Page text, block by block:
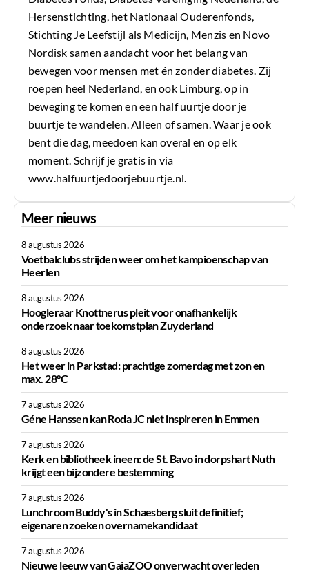
Hersenstichting, het Nationaal Ouderenfonds,
Stichting Je Leefstijl als Medicijn, Menzis en Novo
Nordisk samen aandacht voor het belang van
bewegen voor mensen met én zonder diabetes. Zij
roepen heel Nederland, en ook Limburg, op in
beweging te komen en een half uurtje door je
buurtje te wandelen. Alleen of samen. Waar je ook
bent die dag, meedoen kan overal en op elk
moment. Schrijf je gratis in via
www.halfuurtjedoorjebuurtje.nl.
Meer nieuws
8 augustus 2026
Voetbalclubs strijden weer om het kampioenschap van
Heerlen
8 augustus 2026
Hoogleraar Knottnerus pleit voor onafhankelijk
onderzoek naar toekomstplan Zuyderland
8 augustus 2026
Het weer in Parkstad: prachtige zomerdag met zon en
max. 28°C
7 augustus 2026
Géne Hanssen kan Roda JC niet inspireren in Emmen
7 augustus 2026
Kerk en bibliotheek ineen: de St. Bavo in dorpshart Nuth
krijgt een bijzondere bestemming
7 augustus 2026
Lunchroom Buddy's in Schaesberg sluit definitief;
eigenaren zoeken overnamekandidaat
7 augustus 2026
Nieuwe leeuw van GaiaZOO onverwacht overleden